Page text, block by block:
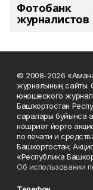
Фотобанк
журналистов
© 2008-2026
журналының сайты.
юношеского
Башҡортостан
саралары буйынса
нәшриәт йорто
по печати и
Башкортостан;
«Республика
Об использовании